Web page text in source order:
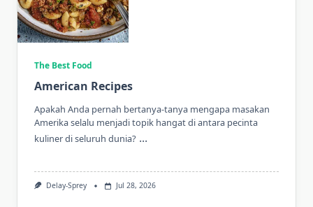
The Best Food
American Recipes
Apakah Anda pernah bertanya-tanya mengapa masakan
Amerika selalu menjadi topik hangat di antara pecinta
kuliner di seluruh dunia? ...
Delay-Sprey Jul 28, 2026